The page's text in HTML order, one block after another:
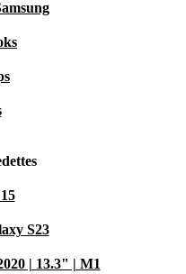
S23
| 13.3" | M1